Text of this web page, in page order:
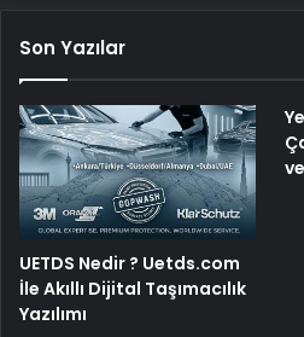
Son Yazılar
UETDS Nedir ? Uetds.com
İle Akıllı Dijital Taşımacılık
Yazılımı